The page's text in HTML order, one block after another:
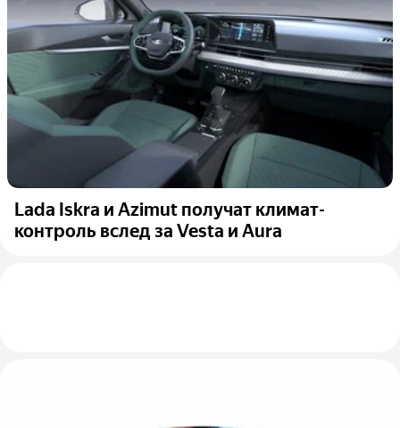
Lada Iskra и Azimut получат климат-
контроль вслед за Vesta и Aura